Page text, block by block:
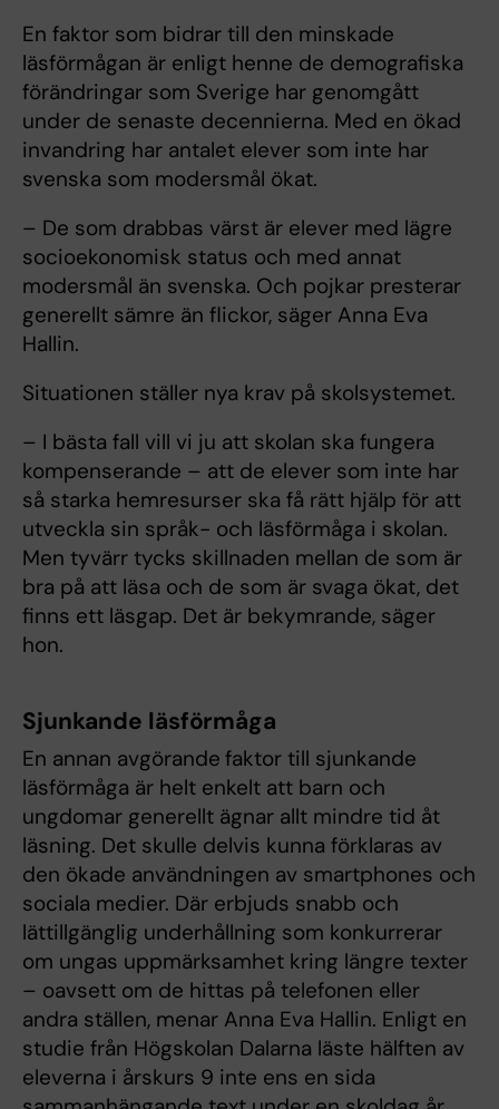
En faktor som bidrar till den minskade
läsförmågan är enligt henne de demografiska
förändringar som Sverige har genomgått
under de senaste decennierna. Med en ökad
invandring har antalet elever som inte har
svenska som modersmål ökat.
– De som drabbas värst är elever med lägre
socioekonomisk status och med annat
modersmål än svenska. Och pojkar presterar
generellt sämre än flickor, säger Anna Eva
Hallin.
Situationen ställer nya krav på skolsystemet.
– I bästa fall vill vi ju att skolan ska fungera
kompenserande – att de elever som inte har
så starka hemresurser ska få rätt hjälp för att
utveckla sin språk- och läsförmåga i skolan.
Men tyvärr tycks skillnaden mellan de som är
bra på att läsa och de som är svaga ökat, det
finns ett läsgap. Det är bekymrande, säger
hon.
Sjunkande läsförmåga
En annan avgörande faktor till sjunkande
läsförmåga är helt enkelt att barn och
ungdomar generellt ägnar allt mindre tid åt
läsning. Det skulle delvis kunna förklaras av
den ökade användningen av smartphones och
sociala medier. Där erbjuds snabb och
lättillgänglig underhållning som konkurrerar
om ungas uppmärksamhet kring längre texter
– oavsett om de hittas på telefonen eller
andra ställen, menar Anna Eva Hallin. Enligt en
studie från Högskolan Dalarna läste hälften av
eleverna i årskurs 9 inte ens en sida